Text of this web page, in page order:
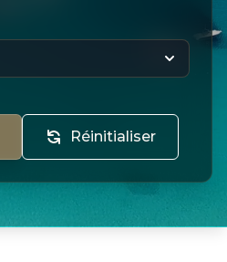
Réinitialiser